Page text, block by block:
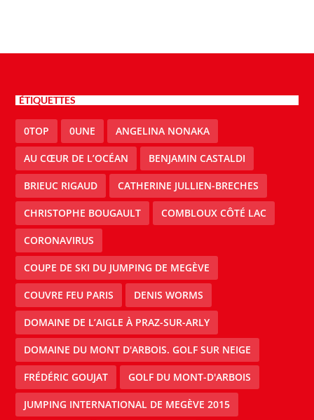
ÉTIQUETTES
0TOP 0UNE ANGELINA NONAKA
AU CŒUR DE L’OCÉAN BENJAMIN CASTALDI
BRIEUC RIGAUD CATHERINE JULLIEN-BRECHES
CHRISTOPHE BOUGAULT COMBLOUX CÔTÉ LAC
CORONAVIRUS
COUPE DE SKI DU JUMPING DE MEGÈVE
COUVRE FEU PARIS DENIS WORMS
DOMAINE DE L’AIGLE À PRAZ-SUR-ARLY
DOMAINE DU MONT D'ARBOIS. GOLF SUR NEIGE
FRÉDÉRIC GOUJAT GOLF DU MONT-D'ARBOIS
JUMPING INTERNATIONAL DE MEGÈVE 2015